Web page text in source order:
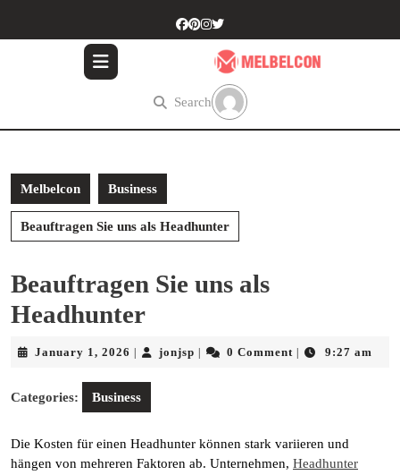
Search
Melbelcon Business
Beauftragen Sie uns als Headhunter
Beauftragen Sie uns als
Headhunter
January 1, 2026 January
2026
jonjsp jonjsp0 Comment 9:27 am
Categories: Business
Die Kosten für einen Headhunter können stark variieren und
hängen von mehreren Faktoren ab. Unternehmen, Headhunter